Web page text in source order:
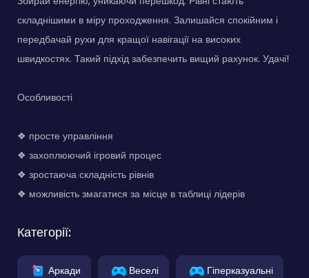
складнішими в міру проходження. Залишайся спокійним і
передбачай рухи для кращої навігації на високих
швидкостях. Такий підхід забезпечить вищий рахунок. Удачі!
Особливості
❖ просте управління
❖ захоплюючий ігровий процес
❖ зростаюча складність рівнів
❖ можливість змагатися за місце в таблиці лідерів
Категорії:
Аркади Веселі Гіперказуальні